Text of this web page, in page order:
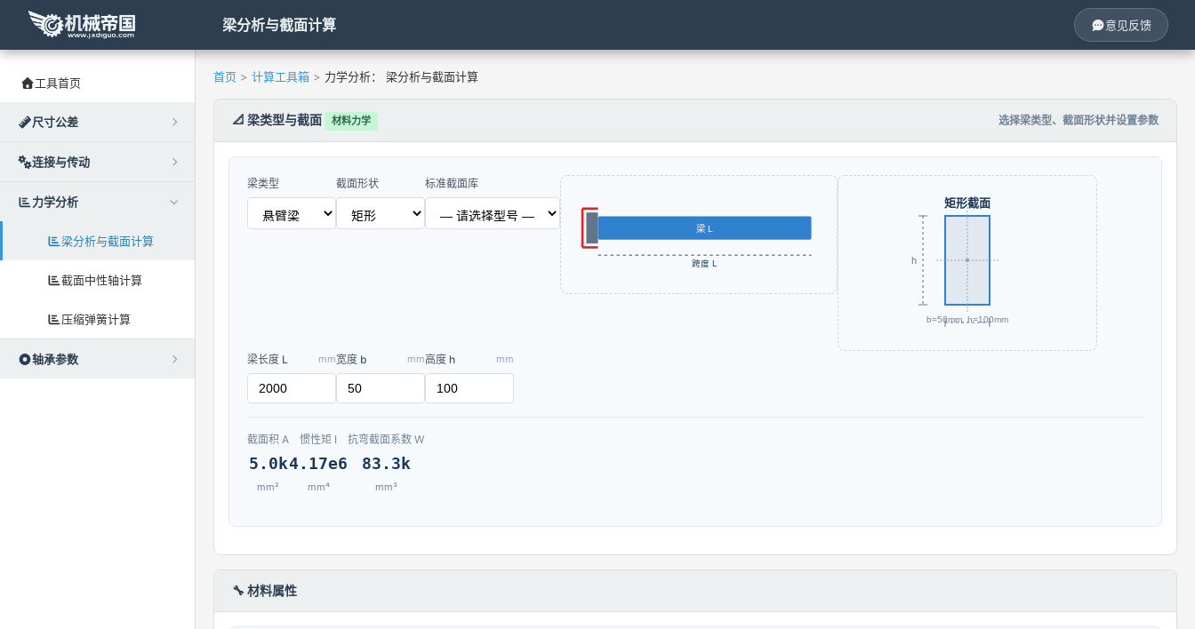
梁分析与截面计算 意见反馈
工具首页
尺寸公差
连接与传动
力学分析
梁分析与截面计算
截面中性轴计算
压缩弹簧计算
轴承参数
首页 > 计算工具箱 > 力学分析： 梁分析与截面计算
📐 梁类型与截面 材料力学 选择梁类型、截面形状并设置参数
梁类型 截面形状 标准截面库
梁 L
跨度 L
矩形截面
h
b=50mm, h=100mm
梁长度 L mm宽度 b mm高度 h mm
截面积 A
5.0k
mm²
惯性矩 I
4.17e6
mm⁴
抗弯截面系数 W
83.3k
mm³
🔧 材料属性